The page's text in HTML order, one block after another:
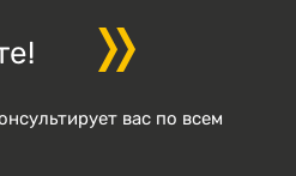
вас по всем